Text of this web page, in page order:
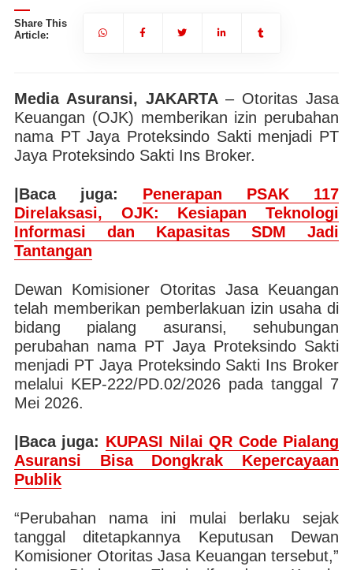
Share This
Article:
Media Asuransi, JAKARTA– Otoritas Jasa
Keuangan (OJK) memberikan izin perubahan
nama PT Jaya Proteksindo Sakti menjadi PT
Jaya Proteksindo Sakti Ins Broker.
|Baca juga: Penerapan PSAK 117
Direlaksasi, OJK: Kesiapan Teknologi
Informasi dan Kapasitas SDM Jadi
Tantangan
Dewan Komisioner Otoritas Jasa Keuangan
telah memberikan pemberlakuan izin usaha di
bidang pialang asuransi, sehubungan
perubahan nama PT Jaya Proteksindo Sakti
menjadi PT Jaya Proteksindo Sakti Ins Broker
melalui KEP-222/PD.02/2026 pada tanggal 7
Mei 2026.
|Baca juga: KUPASI Nilai QR Code Pialang
Asuransi Bisa Dongkrak Kepercayaan
Publik
“Perubahan nama ini mulai berlaku sejak
tanggal ditetapkannya Keputusan Dewan
Komisioner Otoritas Jasa Keuangan tersebut,”